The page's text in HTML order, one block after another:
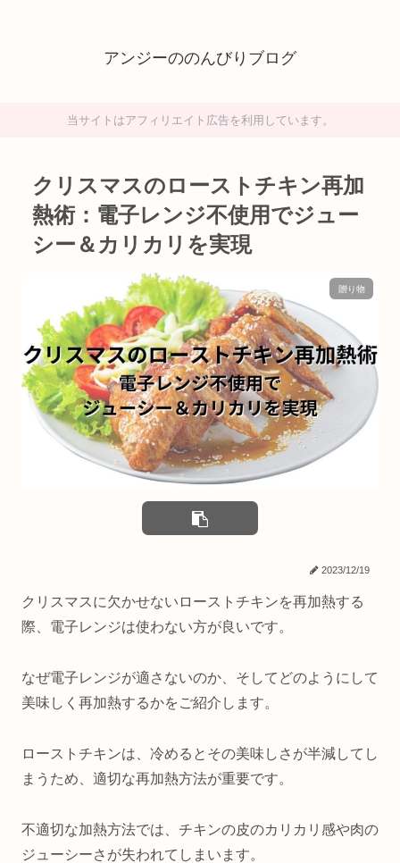
アンジーののんびりブログ
当サイトはアフィリエイト広告を利用しています。
クリスマスのローストチキン再加
熱術：電子レンジ不使用でジュー
シー＆カリカリを実現
贈り物
2023/12/19
クリスマスに欠かせないローストチキンを再加熱する
際、電子レンジは使わない方が良いです。
なぜ電子レンジが適さないのか、そしてどのようにして
美味しく再加熱するかをご紹介します。
ローストチキンは、冷めるとその美味しさが半減してし
まうため、適切な再加熱方法が重要です。
不適切な加熱方法では、チキンの皮のカリカリ感や肉の
ジューシーさが失われてしまいます。